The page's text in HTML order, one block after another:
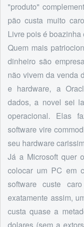
"produto"
pão custa muito
Livre pois é
Quem mais
dinheiro são
não vivem da venda
e hardware, a
dados, a novel sei
operacional. Elas
software vire
seu hardware
Já a Microsoft quer
colocar um PC em
software custe
exatamente assim,
custa quase a
dolares (sem a